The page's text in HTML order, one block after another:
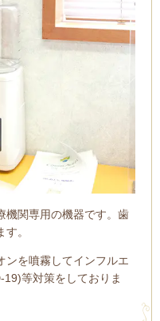
機関専用の機器です。歯
。
ンを噴霧してインフルエ
等対策をしておりま